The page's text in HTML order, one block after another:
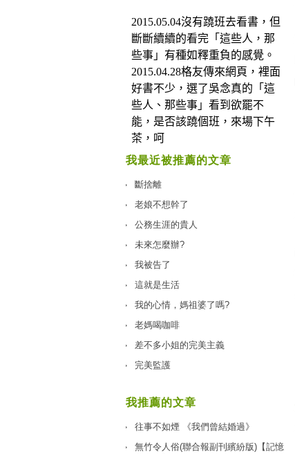
我最近被推薦的文章
斷捨離
老娘不想幹了
公務生涯的貴人
未來怎麼辦?
我被告了
這就是生活
我的心情，媽祖婆了嗎?
老媽喝咖啡
差不多小姐的完美主義
完美監護
我推薦的文章
往事不如煙 《我們曾結婚過》
無竹令人俗(聯合報副刊繽紛版)【記憶